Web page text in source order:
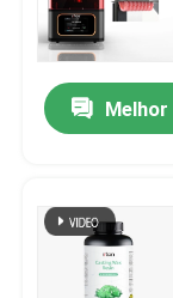
notícias
Todos os
Impressora
Impressora